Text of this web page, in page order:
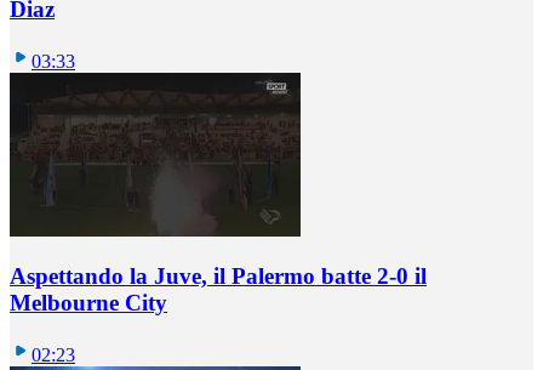
Diaz
03:33
Aspettando la Juve, il Palermo batte 2-0 il
Melbourne City
02:23